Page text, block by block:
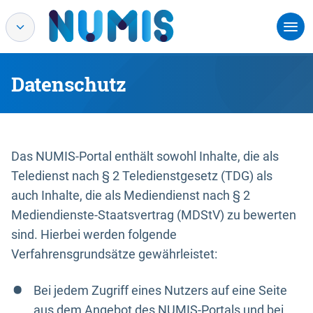
Datenschutz
Das NUMIS-Portal enthält sowohl Inhalte, die als
Teledienst nach § 2 Teledienstgesetz (TDG) als
auch Inhalte, die als Mediendienst nach § 2
Mediendienste-Staatsvertrag (MDStV) zu bewerten
sind. Hierbei werden folgende
Verfahrensgrundsätze gewährleistet:
Bei jedem Zugriff eines Nutzers auf eine Seite
aus dem Angebot des NUMIS-Portals und bei